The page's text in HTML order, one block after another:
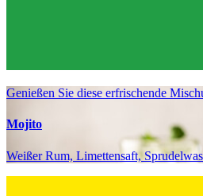
Genießen Sie diese erfrischende
Mojito
Weißer Rum, Limettensaft,